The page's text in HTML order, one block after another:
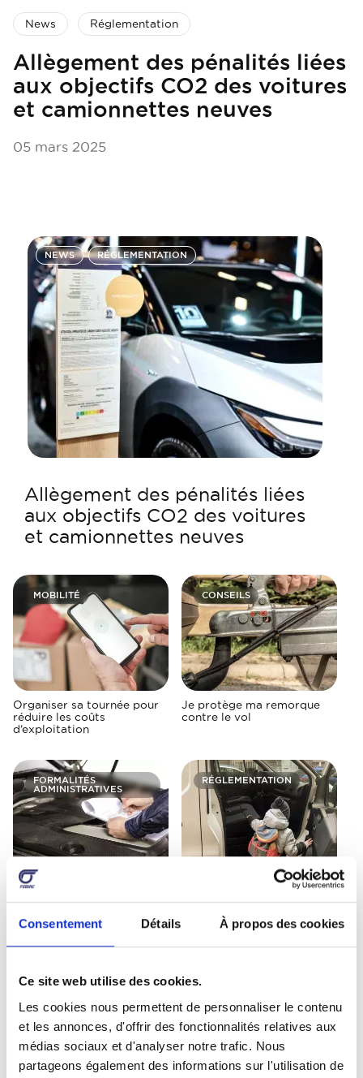
Consentement Détails À propos des cookies
Ce site web utilise des cookies.
Les cookies nous permettent de personnaliser le contenu
et les annonces, d'offrir des fonctionnalités relatives aux
médias sociaux et d'analyser notre trafic. Nous
partageons également des informations sur l'utilisation de
News Réglementation
Allègement des pénalités liées
aux objectifs CO2 des voitures
et camionnettes neuves
05 mars 2025
NEWS RÉGLEMENTATION
Allègement des pénalités liées
aux objectifs CO2 des voitures
et camionnettes neuves
MOBILITÉ
Organiser sa tournée pour
réduire les coûts
d’exploitation
CONSEILS
Je protège ma remorque
contre le vol
FORMALITÉS
ADMINISTRATIVES
Le contrôle technique des
utilitaires légers
RÉGLEMENTATION
Puis-je circuler avec mes
enfants à bord d’un
utilitaire léger ou d’une
camionnette?
ACHAT